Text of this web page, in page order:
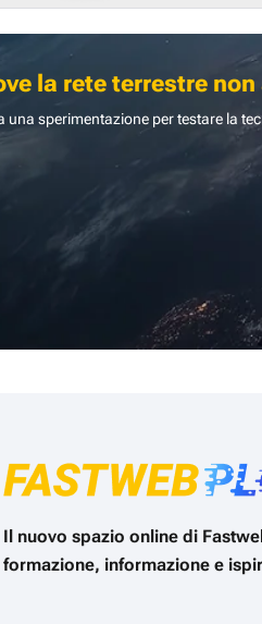
la rete terrestre non
sperimentazione per testare la
Il nuovo spazio online di
formazione, informazione e